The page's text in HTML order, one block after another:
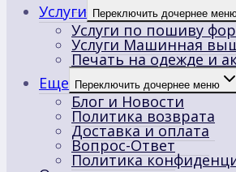
Услуги Переключить дочернее
Услуги по пошиву
Услуги Машинная
Печать на одежде и
Еще
Переключить дочернее меню
Блог и Новости
Политика возврата
Доставка и оплата
Вопрос-Ответ
Политика